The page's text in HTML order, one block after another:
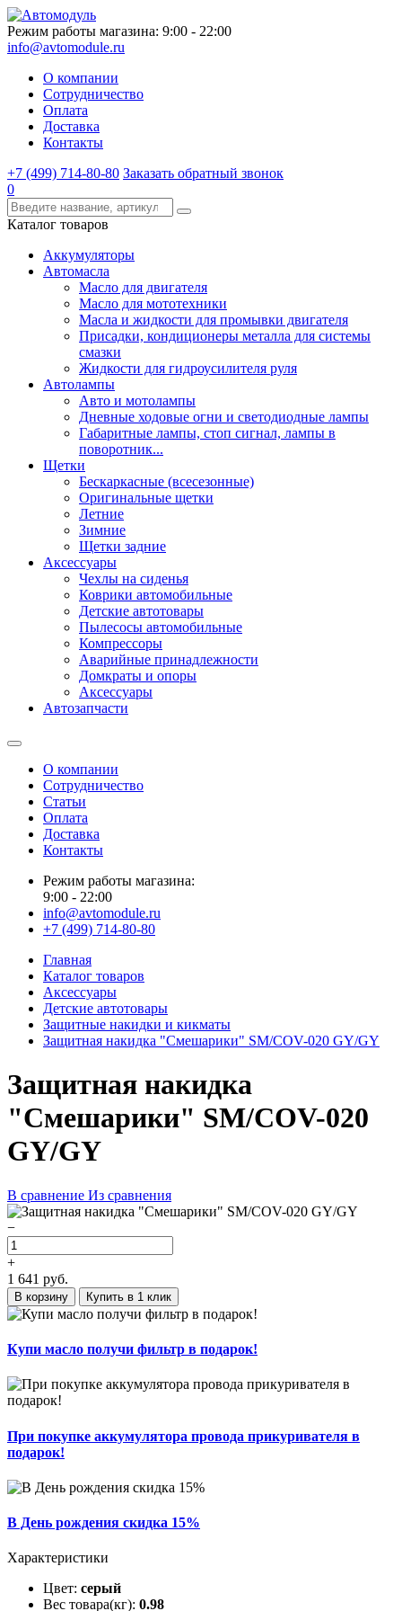
Режим работы магазина: 9:00 - 22:00
info@avtomodule.ru
О компании
Сотрудничество
Оплата
Доставка
Контакты
+7 (499) 714-80-80 Заказать обратный звонок
0
Каталог товаров
Аккумуляторы
Автомасла
Масло для двигателя
Масло для мототехники
Масла и жидкости для промывки двигателя
Присадки, кондиционеры металла для системы
смазки
Жидкости для гидроусилителя руля
Автолампы
Авто и мотолампы
Дневные ходовые огни и светодиодные лампы
Габаритные лампы, стоп сигнал, лампы в
поворотник...
Щетки
Бескаркасные (всесезонные)
Оригинальные щетки
Летние
Зимние
Щетки задние
Аксессуары
Чехлы на сиденья
Коврики автомобильные
Детские автотовары
Пылесосы автомобильные
Компрессоры
Аварийные принадлежности
Домкраты и опоры
Аксессуары
Автозапчасти
О компании
Сотрудничество
Статьи
Оплата
Доставка
Контакты
Режим работы магазина:
9:00 - 22:00
info@avtomodule.ru
+7 (499) 714-80-80
Главная
Каталог товаров
Аксессуары
Детские автотовары
Защитные накидки и кикматы
Защитная накидка "Смешарики" SM/COV-020 GY/GY
Защитная накидка
"Смешарики" SM/COV-020
GY/GY
В сравнение Из сравнения
−
+
1 641 руб.
В корзину Купить в 1 клик
Купи масло получи фильтр в подарок!
При покупке аккумулятора провода прикуривателя в
подарок!
В День рождения скидка 15%
Характеристики
Цвет: серый
Вес товара(кг): 0.98